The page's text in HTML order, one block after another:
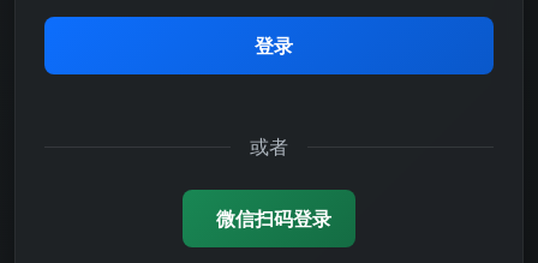
登录
或者
微信扫码登录